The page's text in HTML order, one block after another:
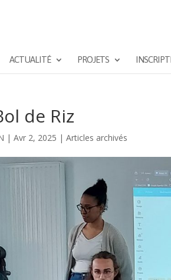
ACTUALITÉ PROJETS
de Riz
|Avr 2, 2025 |Articles archivés